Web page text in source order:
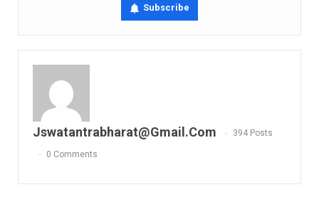
Subscribe
Jswatantrabharat@gmail.com 394 Posts
0 Comments